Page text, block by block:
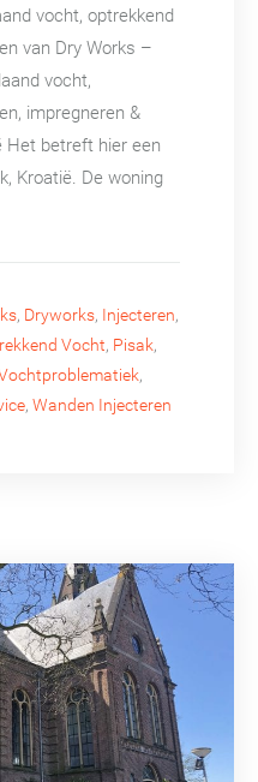
vocht, optrekkend
van Dry Works –
vocht,
impregneren &
Het betreft hier een
Kroatië. De woning
, Dryworks, Injecteren,
Vocht, Pisak,
,
, Wanden Injecteren